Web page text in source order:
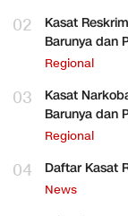
02
Kasat
Barunya dan
Regional
03
Kasat
Barunya dan
Regional
04 Daftar Kasat
News